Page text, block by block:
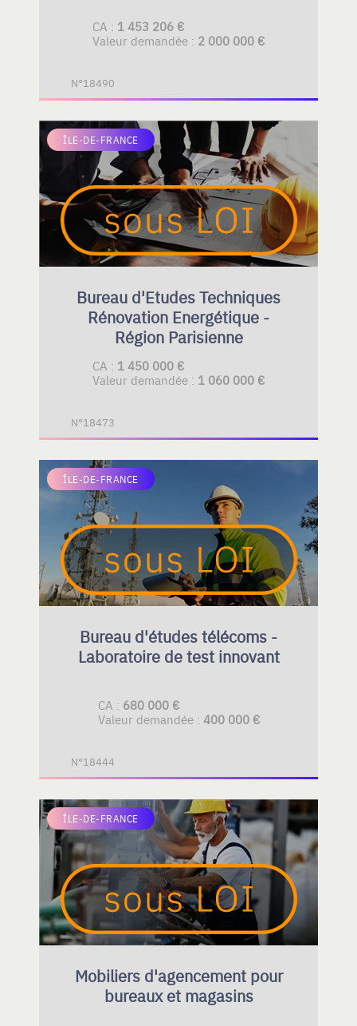
CA : 1 453 206 €
Valeur demandée : 2 000 000 €
N°18490
ÎLE-DE-FRANCE
Bureau d'Etudes Techniques
Rénovation Energétique -
Région Parisienne
CA : 1 450 000 €
Valeur demandée : 1 060 000 €
N°18473
ÎLE-DE-FRANCE
Bureau d'études télécoms -
Laboratoire de test innovant
CA : 680 000 €
Valeur demandée : 400 000 €
N°18444
ÎLE-DE-FRANCE
Mobiliers d'agencement pour
bureaux et magasins